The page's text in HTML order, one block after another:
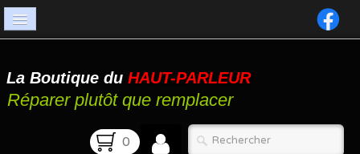
Catalogue
Atelier
La Boutique du HAUT-PARLEUR
Réparer plutôt que remplacer
0